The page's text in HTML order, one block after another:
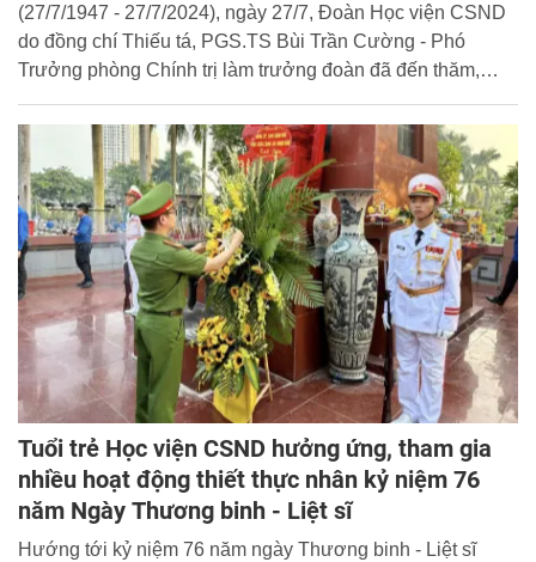
(27/7/1947 - 27/7/2024), ngày 27/7, Đoàn Học viện CSND
do đồng chí Thiếu tá, PGS.TS Bùi Trần Cường - Phó
Trưởng phòng Chính trị làm trưởng đoàn đã đến thăm,
anh hùng liệt sĩ trên địa bàn Phường Cổ Nhuế 2 và
Phường Đức Thắng, quận Bắc Từ Liêm - nơi Học viện
đóng quân. Tham gia đoàn có đồng chí Đại úy Đặng Bá
Vinh - Bí thư Đoàn Thanh niên; Thiếu tá Lại Thị Hiền - Chủ
tịch Hội Phụ nữ; Đại úy Nguyễn Đức Hoàn - Phó Chủ tịch
Công đoàn Học viện.
Tuổi trẻ Học viện CSND hưởng ứng, tham gia
nhiều hoạt động thiết thực nhân kỷ niệm 76
năm Ngày Thương binh - Liệt sĩ
Hướng tới kỷ niệm 76 năm ngày Thương binh - Liệt sĩ